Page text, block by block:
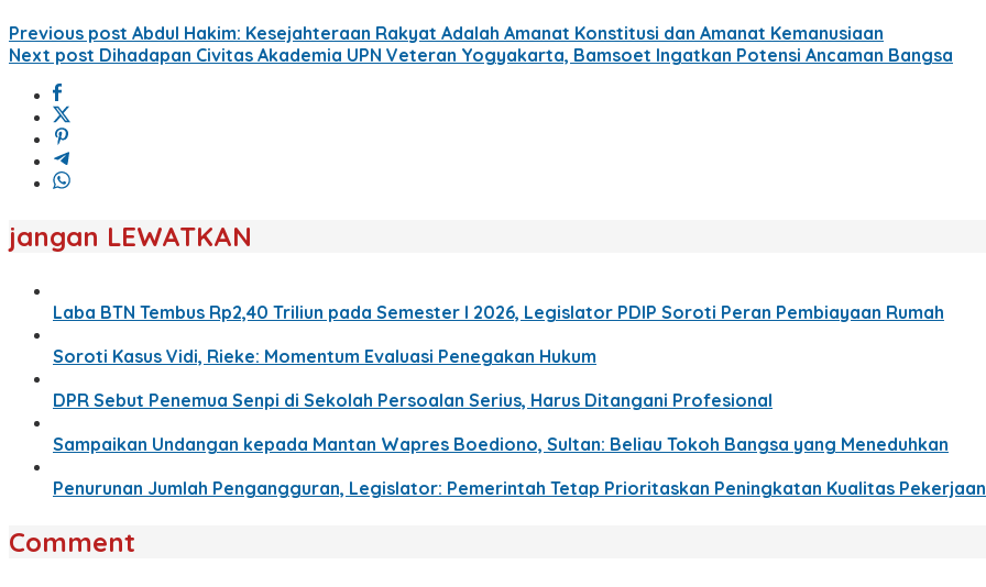
Previous post Abdul Hakim: Kesejahteraan Rakyat Adalah Amanat Konstitusi dan Amanat Kemanusiaan
Next post Dihadapan Civitas Akademia UPN Veteran Yogyakarta, Bamsoet Ingatkan Potensi Ancaman Bangsa
jangan LEWATKAN
Laba BTN Tembus Rp2,40 Triliun pada Semester I 2026, Legislator PDIP Soroti Peran Pembiayaan Rumah
Soroti Kasus Vidi, Rieke: Momentum Evaluasi Penegakan Hukum
DPR Sebut Penemua Senpi di Sekolah Persoalan Serius, Harus Ditangani Profesional
Sampaikan Undangan kepada Mantan Wapres Boediono, Sultan: Beliau Tokoh Bangsa yang Meneduhkan
Penurunan Jumlah Pengangguran, Legislator: Pemerintah Tetap Prioritaskan Peningkatan Kualitas Pekerjaan
Comment